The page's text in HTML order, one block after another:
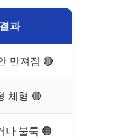
과
만져짐 🔴
체형 🔴
나 불룩 🟠